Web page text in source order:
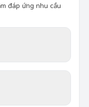
đáp ứng nhu cầu